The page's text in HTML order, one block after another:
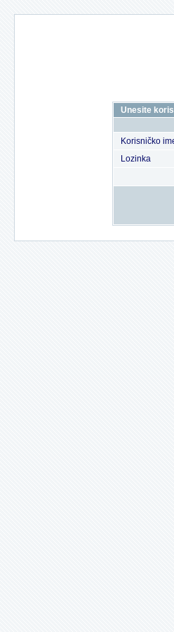
Unesite
Korisničko
Lozinka